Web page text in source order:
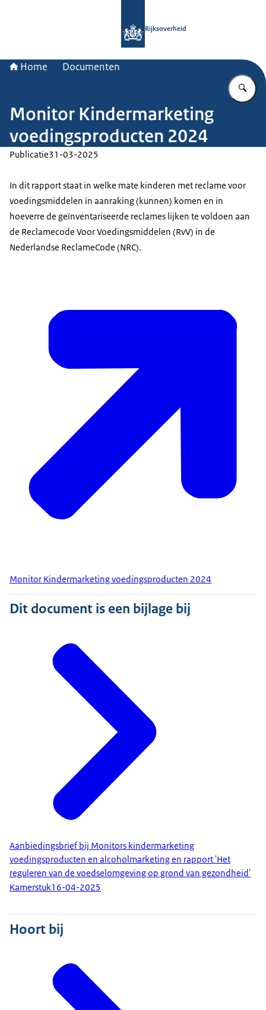
Rijksoverheid
Home Documenten
Monitor Kindermarketing
voedingsproducten 2024
Publicatie31-03-2025
In dit rapport staat in welke mate kinderen met reclame voor
voedingsmiddelen in aanraking (kunnen) komen en in
hoeverre de geïnventariseerde reclames lijken te voldoen aan
de Reclamecode Voor Voedingsmiddelen (RvV) in de
Nederlandse ReclameCode (NRC).
Monitor Kindermarketing voedingsproducten 2024
Dit document is een bijlage bij
Aanbiedingsbrief bij Monitors kindermarketing
voedingsproducten en alcoholmarketing en rapport 'Het
reguleren van de voedselomgeving op grond van gezondheid'
Kamerstuk16-04-2025
Hoort bij